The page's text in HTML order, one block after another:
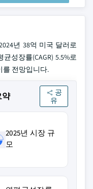
년 38억 미국 달러로
성장률(CAGR) 5.5%로
를 전망입니다.
약
공
유
2025년 시장 규
모